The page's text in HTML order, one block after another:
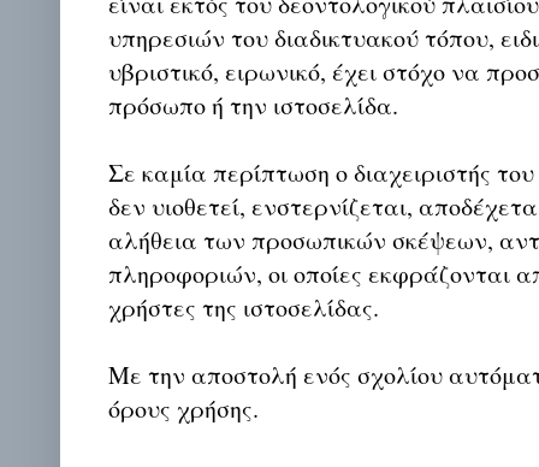
υπηρεσιών του διαδικτυακού τόπου,
υβριστικό, ειρωνικό, έχει στόχο να
πρόσωπο ή την ιστοσελίδα.
Σε καμία περίπτωση ο διαχειριστής
δεν υιοθετεί, ενστερνίζεται,
αλήθεια των προσωπικών σκέψεων,
πληροφοριών, οι οποίες εκφράζονται
χρήστες της ιστοσελίδας.
Με την αποστολή ενός σχολίου
όρους χρήσης.